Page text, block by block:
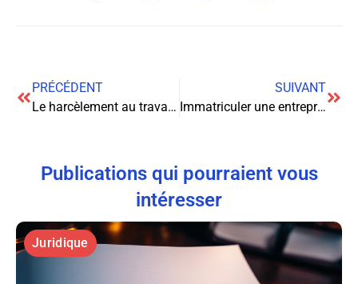
PRÉCÉDENT
Le harcèlement au travail : Comment le reconnaître et s’en protéger
SUIVANT
Immatriculer une entreprise : guide complet pour les entrepreneurs
Publications qui pourraient vous
intéresser
Juridique